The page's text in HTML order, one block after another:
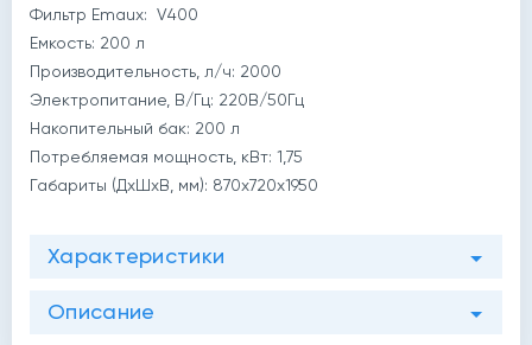
Фильтр Emaux: V400
Емкость: 200 л
Производительность, л/ч: 2000
Электропитание, В/Гц: 220В/50Гц
Накопительный бак: 200 л
Потребляемая мощность, кВт: 1,75
Габариты (ДхШхВ, мм): 870x720x1950
Характеристики
Описание